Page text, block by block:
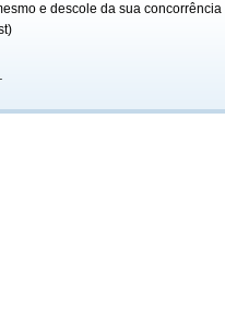
e descole da sua concorrência